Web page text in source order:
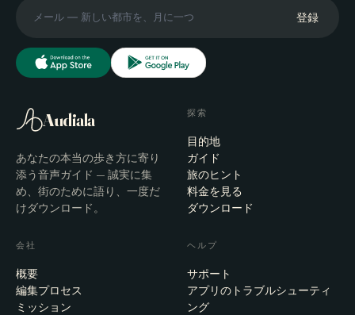
登録
Audiala
あなたの本当の歩き方に寄り
添う音声ガイド — 誠実に集
め、街のために語り、一度だ
けダウンロード。
探索
目的地
ガイド
旅のヒント
料金を見る
ダウンロード
会社
概要
編集プロセス
ミッション
ヘルプ
サポート
アプリのトラブルシューティ
ング